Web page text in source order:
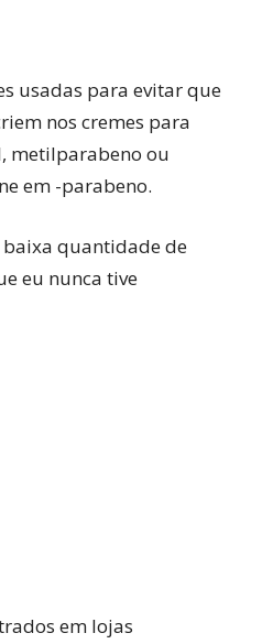
usadas para evitar que
nos cremes para
metilparabeno ou
em -parabeno.
baixa quantidade de
eu nunca tive
em lojas